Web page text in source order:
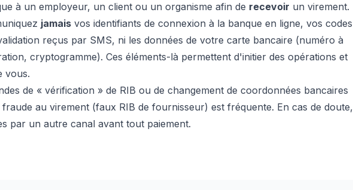
à un employeur, un client ou un organisme afin de recevoir un virement.
jamais vos identifiants de connexion à la banque en ligne, vos codes
reçus par SMS, ni les données de votre carte bancaire (numéro à
cryptogramme). Ces éléments-là permettent d'initier des opérations et
vous.
de « vérification » de RIB ou de changement de coordonnées bancaires
au virement (faux RIB de fournisseur) est fréquente. En cas de doute,
par un autre canal avant tout paiement.